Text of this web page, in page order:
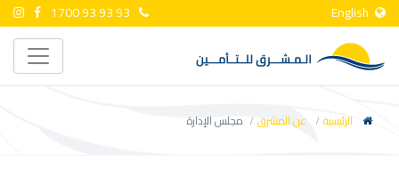
1700 93 93 93
الرئيسية عن المشرق مجلس الإدارة